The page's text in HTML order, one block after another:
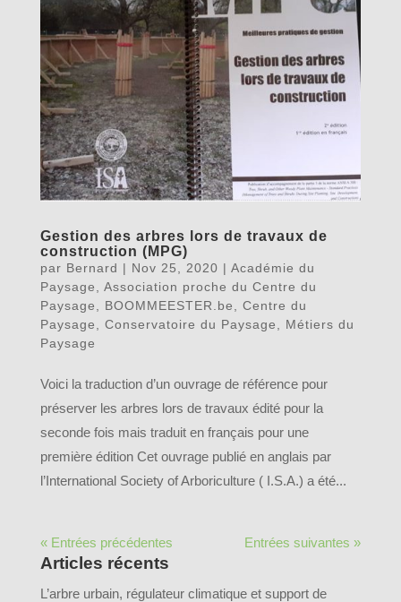
Gestion des arbres lors de travaux de
construction (MPG)
par Bernard | Nov 25, 2020 | Académie du
Paysage
Association proche du Centre du
Paysage
BOOMMEESTER.be
Centre du
Paysage
Conservatoire du Paysage
Métiers du
Paysage
Voici la traduction d’un ouvrage de référence pour
préserver les arbres lors de travaux édité pour la
seconde fois mais traduit en français pour une
première édition Cet ouvrage publié en anglais par
l’International Society of Arboriculture ( I.S.A.) a été...
« Entrées précédentes Entrées suivantes »
Articles récents
L’arbre urbain, régulateur climatique et support de